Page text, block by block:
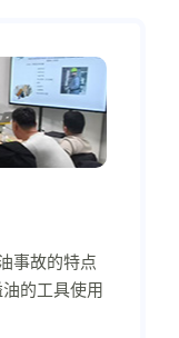
事故的特点
的工具使用